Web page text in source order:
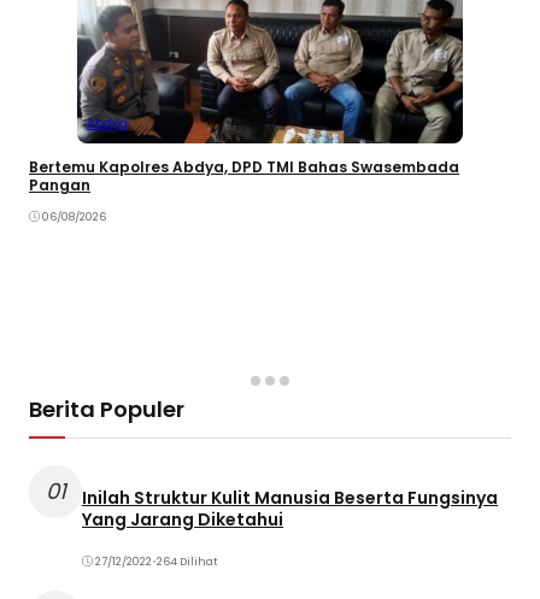
Abdya
Bertemu Kapolres Abdya, DPD TMI Bahas Swasembada
Pangan
06/08/2026
Berita Populer
01
Inilah Struktur Kulit Manusia Beserta Fungsinya
Yang Jarang Diketahui
27/12/2022•264 Dilihat